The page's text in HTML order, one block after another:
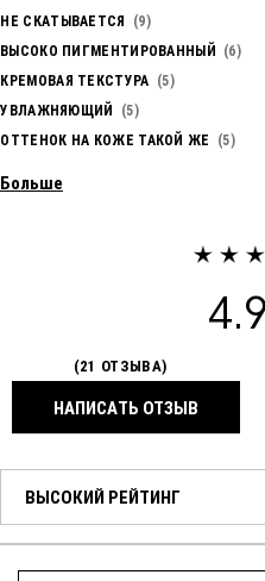
НЕ СКАТЫВАЕТСЯ
9
ВЫСОКО ПИГМЕНТИРОВАННЫЙ
6
КРЕМОВАЯ ТЕКСТУРА
5
УВЛАЖНЯЮЩИЙ
5
ОТТЕНОК НА КОЖЕ ТАКОЙ ЖЕ
5
Больше
4.9
21 ОТЗЫВА
НАПИСАТЬ ОТЗЫВ